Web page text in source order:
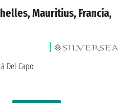
Mauritius, Francia,
Del Capo